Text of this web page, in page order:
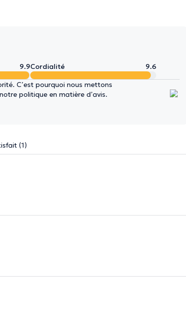
9.9Cordialité 9.6
C’est pourquoi nous mettons
politique en matière d’avis.
(1)